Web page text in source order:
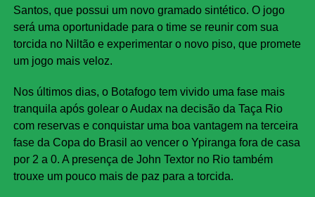
Santos, que possui um novo gramado sintético. O jogo
será uma oportunidade para o time se reunir com sua
torcida no Niltão e experimentar o novo piso, que promete
um jogo mais veloz.
Nos últimos dias, o Botafogo tem vivido uma fase mais
tranquila após golear o Audax na decisão da Taça Rio
com reservas e conquistar uma boa vantagem na terceira
fase da Copa do Brasil ao vencer o Ypiranga fora de casa
por 2 a 0. A presença de John Textor no Rio também
trouxe um pouco mais de paz para a torcida.